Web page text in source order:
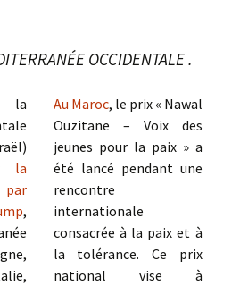
OCCIDENTALE .
la
la
par
,
Au Maroc, le prix « Nawal
Ouzitane – Voix des
jeunes pour la paix » a
été lancé pendant une
rencontre
internationale
consacrée à la paix et à
la tolérance. Ce prix
national vise à